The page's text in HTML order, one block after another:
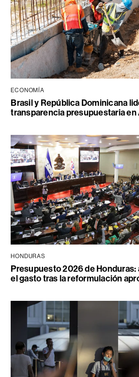
ECONOMÍA
Brasil y República Dominicana
transparencia presupuestaria en
HONDURAS
Presupuesto 2026 de Honduras:
el gasto tras la reformulación